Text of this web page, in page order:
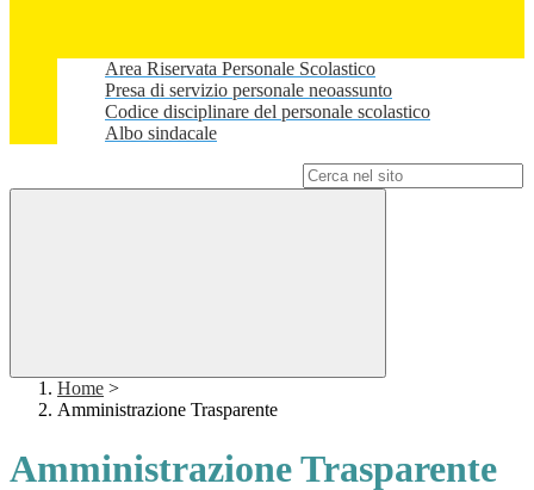
Area Riservata Personale Scolastico
Presa di servizio personale neoassunto
Codice disciplinare del personale scolastico
Albo sindacale
Home >
Amministrazione Trasparente
Amministrazione Trasparente